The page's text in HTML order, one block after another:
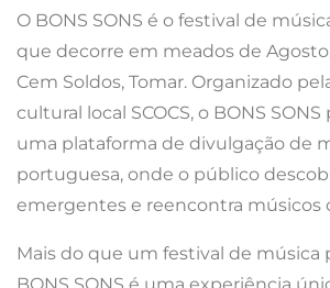
O BONS SONS é o festival de
que decorre em meados de
Cem Soldos, Tomar. Organizado
cultural local SCOCS, o BONS
uma plataforma de divulgação de
portuguesa, onde o público
emergentes e reencontra músicos
Mais do que um festival de música
BONS SONS é uma experiência